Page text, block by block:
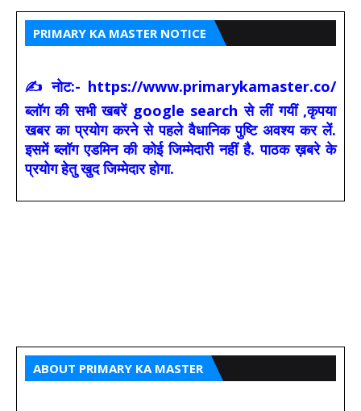
PRIMARY KA MASTER NOTICE
✍ नोट:- https://www.primarykamaster.co/
ब्लॉग की सभी खबरें google search से लीं गयीं ,कृपया
खबर का प्रयोग करने से पहले वैधानिक पुष्टि अवश्य कर लें.
इसमें ब्लॉग एडमिन की कोई जिम्मेदारी नहीं है. पाठक ख़बरे के
प्रयोग हेतु खुद जिम्मेदार होगा.
ABOUT PRIMARY KA MASTER